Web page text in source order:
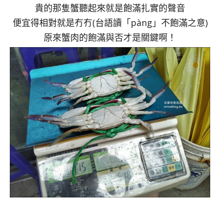
貴的那隻蟹聽起來就是飽滿扎實的聲音
便宜得相對就是冇冇(台語讀「pàng」不飽滿之意)
原來蟹肉的飽滿與否才是關鍵啊！